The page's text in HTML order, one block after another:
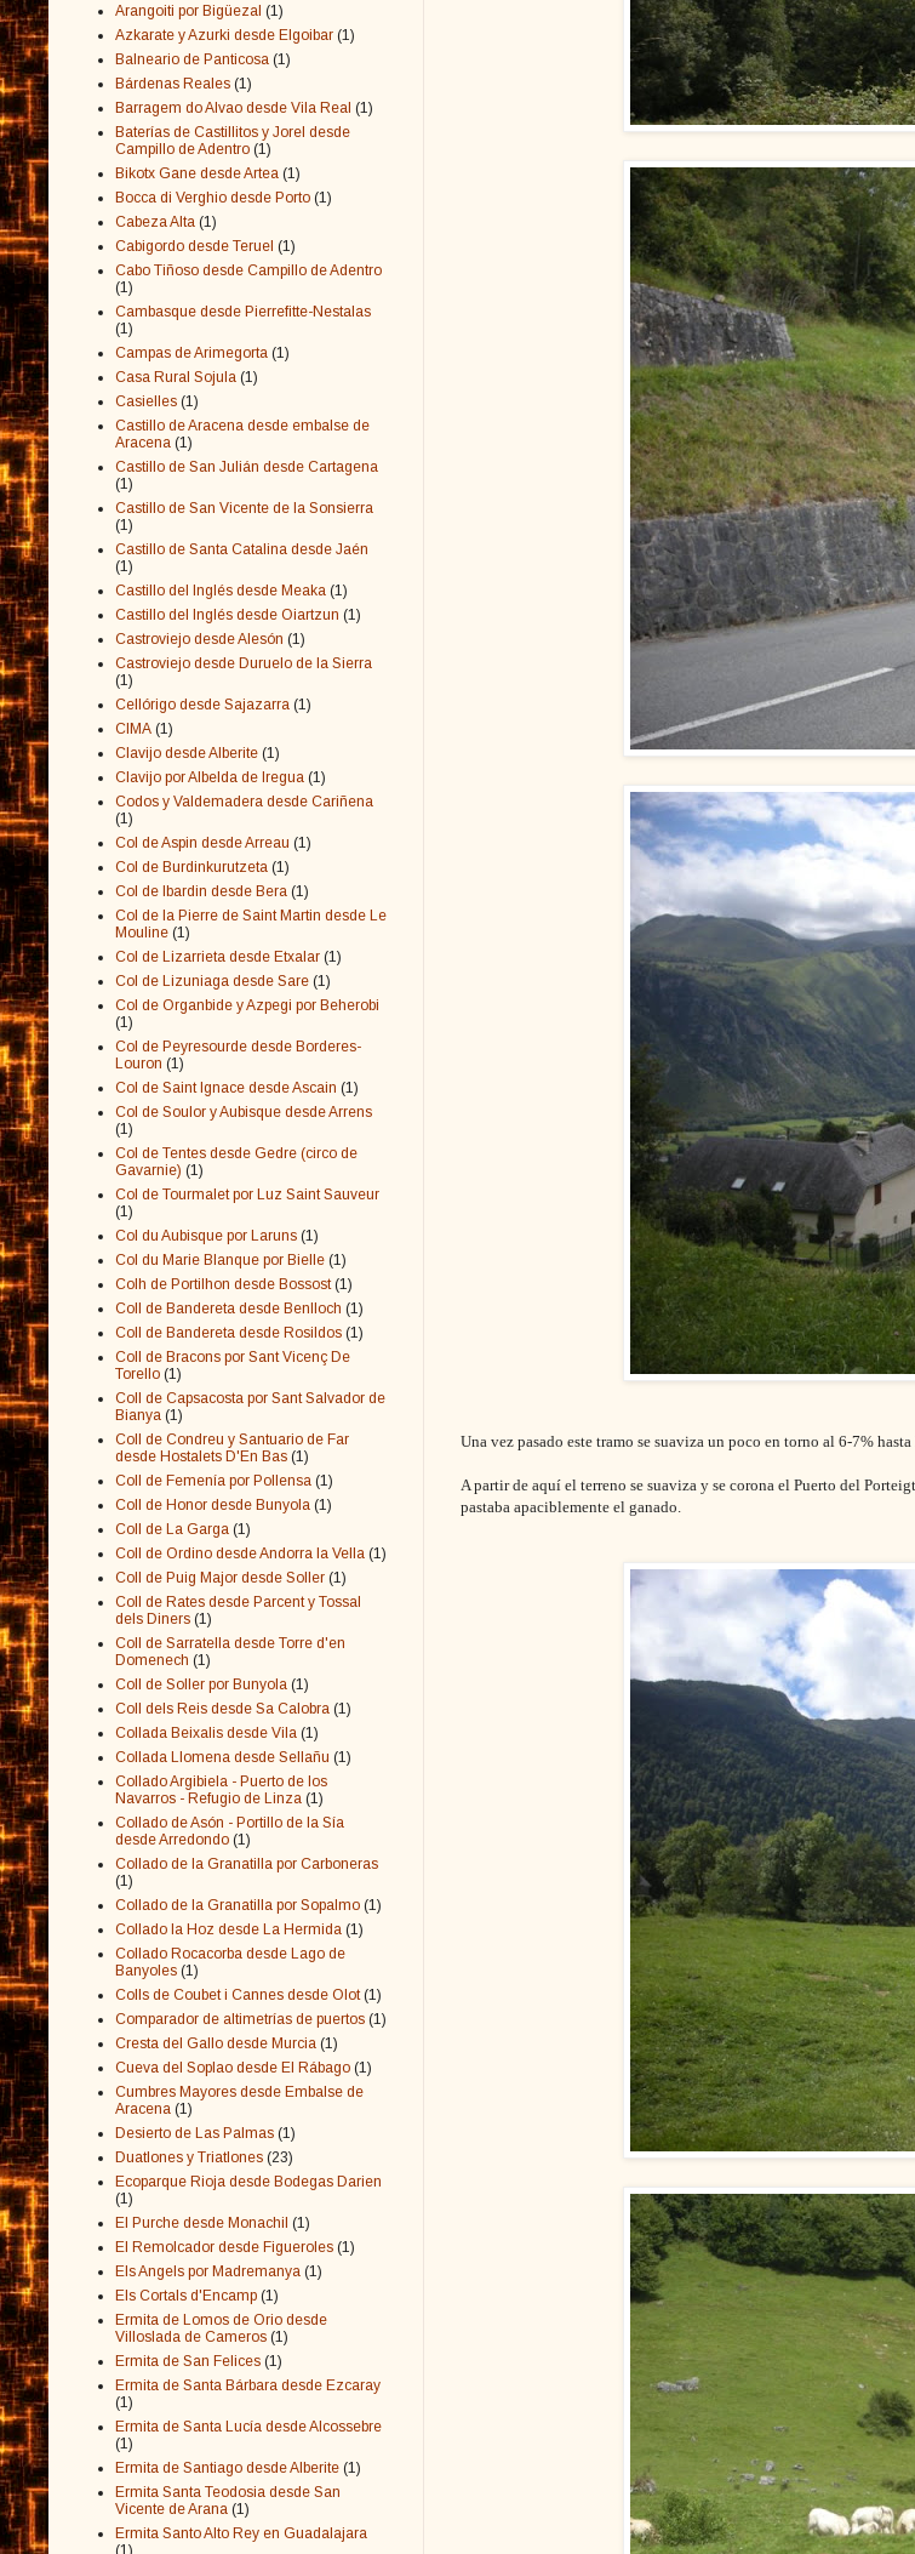
Una vez pasado este tramo se suaviza un poco en torno al 6-7%
A partir de aquí el terreno se suaviza y se corona el Puerto del
pastaba apaciblemente el ganado.
Arangoiti por Bigüezal (1)
Azkarate y Azurki desde Elgoibar (1)
Balneario de Panticosa (1)
Bárdenas Reales (1)
Barragem do Alvao desde Vila Real (1)
Baterías de Castillitos y Jorel desde
Campillo de Adentro (1)
Bikotx Gane desde Artea (1)
Bocca di Verghio desde Porto (1)
Cabeza Alta (1)
Cabigordo desde Teruel (1)
Cabo Tiñoso desde Campillo de Adentro
(1)
Cambasque desde Pierrefitte-Nestalas
(1)
Campas de Arimegorta (1)
Casa Rural Sojula (1)
Casielles (1)
Castillo de Aracena desde embalse de
Aracena (1)
Castillo de San Julián desde Cartagena
(1)
Castillo de San Vicente de la Sonsierra
(1)
Castillo de Santa Catalina desde Jaén
(1)
Castillo del Inglés desde Meaka (1)
Castillo del Inglés desde Oiartzun (1)
Castroviejo desde Alesón (1)
Castroviejo desde Duruelo de la Sierra
(1)
Cellórigo desde Sajazarra (1)
CIMA (1)
Clavijo desde Alberite (1)
Clavijo por Albelda de Iregua (1)
Codos y Valdemadera desde Cariñena
(1)
Col de Aspin desde Arreau (1)
Col de Burdinkurutzeta (1)
Col de Ibardin desde Bera (1)
Col de la Pierre de Saint Martin desde Le
Mouline (1)
Col de Lizarrieta desde Etxalar (1)
Col de Lizuniaga desde Sare (1)
Col de Organbide y Azpegi por Beherobi
(1)
Col de Peyresourde desde Borderes-
Louron (1)
Col de Saint Ignace desde Ascain (1)
Col de Soulor y Aubisque desde Arrens
(1)
Col de Tentes desde Gedre (circo de
Gavarnie) (1)
Col de Tourmalet por Luz Saint Sauveur
(1)
Col du Aubisque por Laruns (1)
Col du Marie Blanque por Bielle (1)
Colh de Portilhon desde Bossost (1)
Coll de Bandereta desde Benlloch (1)
Coll de Bandereta desde Rosildos (1)
Coll de Bracons por Sant Vicenç De
Torello (1)
Coll de Capsacosta por Sant Salvador de
Bianya (1)
Coll de Condreu y Santuario de Far
desde Hostalets D'En Bas (1)
Coll de Femenía por Pollensa (1)
Coll de Honor desde Bunyola (1)
Coll de La Garga (1)
Coll de Ordino desde Andorra la Vella (1)
Coll de Puig Major desde Soller (1)
Coll de Rates desde Parcent y Tossal
dels Diners (1)
Coll de Sarratella desde Torre d'en
Domenech (1)
Coll de Soller por Bunyola (1)
Coll dels Reis desde Sa Calobra (1)
Collada Beixalis desde Vila (1)
Collada Llomena desde Sellañu (1)
Collado Argibiela - Puerto de los
Navarros - Refugio de Linza (1)
Collado de Asón - Portillo de la Sía
desde Arredondo (1)
Collado de la Granatilla por Carboneras
(1)
Collado de la Granatilla por Sopalmo (1)
Collado la Hoz desde La Hermida (1)
Collado Rocacorba desde Lago de
Banyoles (1)
Colls de Coubet i Cannes desde Olot (1)
Comparador de altimetrías de puertos (1)
Cresta del Gallo desde Murcia (1)
Cueva del Soplao desde El Rábago (1)
Cumbres Mayores desde Embalse de
Aracena (1)
Desierto de Las Palmas (1)
Duatlones y Triatlones (23)
Ecoparque Rioja desde Bodegas Darien
(1)
El Purche desde Monachil (1)
El Remolcador desde Figueroles (1)
Els Angels por Madremanya (1)
Els Cortals d'Encamp (1)
Ermita de Lomos de Orio desde
Villoslada de Cameros (1)
Ermita de San Felices (1)
Ermita de Santa Bárbara desde Ezcaray
(1)
Ermita de Santa Lucía desde Alcossebre
(1)
Ermita de Santiago desde Alberite (1)
Ermita Santa Teodosia desde San
Vicente de Arana (1)
Ermita Santo Alto Rey en Guadalajara
(1)